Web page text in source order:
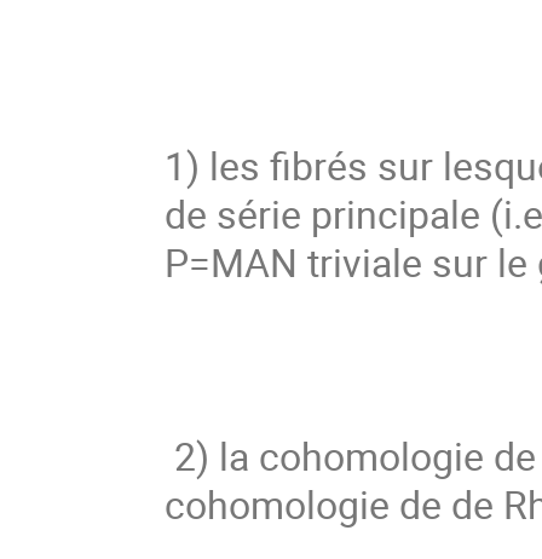
1) les fibrés sur
de série principale
P=MAN triviale sur
2) la cohomologie
cohomologie de de